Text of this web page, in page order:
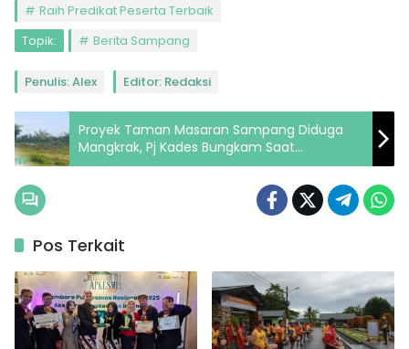
Raih Predikat Peserta Terbaik
Topik:
Berita Sampang
Penulis: Alex Editor: Redaksi
Proyek Taman Masaran Sampang Diduga
Mangkrak, Pj Kades Bungkam Saat
Dikonfirmasi
Pos Terkait